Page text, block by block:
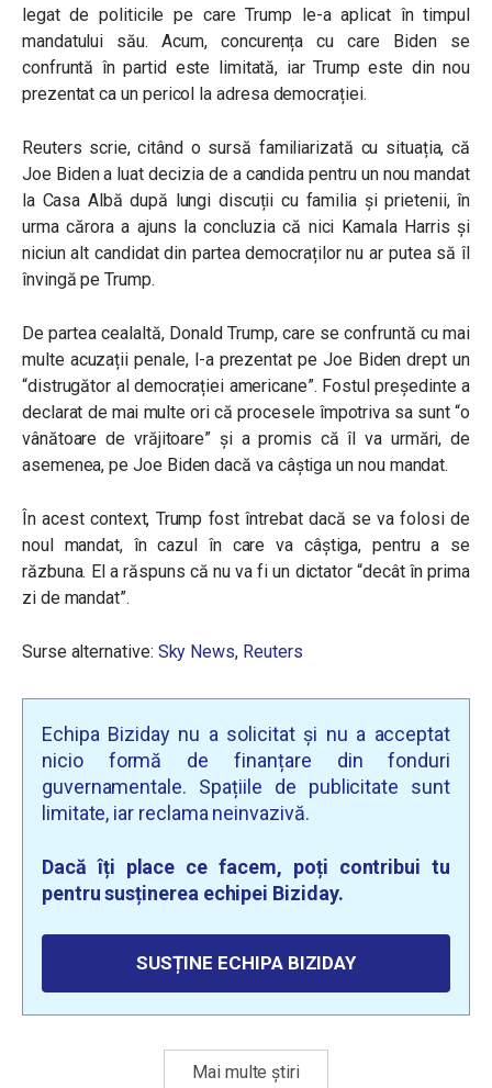
legat de politicile pe care Trump le-a aplicat în timpul
mandatului său. Acum, concurența cu care Biden se
confruntă în partid este limitată, iar Trump este din nou
prezentat ca un pericol la adresa democrației.
Reuters scrie, citând o sursă familiarizată cu situația, că
Joe Biden a luat decizia de a candida pentru un nou mandat
la Casa Albă după lungi discuții cu familia și prietenii, în
urma cărora a ajuns la concluzia că nici Kamala Harris și
niciun alt candidat din partea democraților nu ar putea să îl
învingă pe Trump.
De partea cealaltă, Donald Trump, care se confruntă cu mai
multe acuzații penale, l-a prezentat pe Joe Biden drept un
“distrugător al democrației americane”. Fostul președinte a
declarat de mai multe ori că procesele împotriva sa sunt “o
vânătoare de vrăjitoare” și a promis că îl va urmări, de
asemenea, pe Joe Biden dacă va câștiga un nou mandat.
În acest context, Trump fost întrebat dacă se va folosi de
noul mandat, în cazul în care va câștiga, pentru a se
răzbuna. El a răspuns că nu va fi un dictator “decât în prima
zi de mandat”.
Surse alternative: Sky News, Reuters
Echipa Biziday nu a solicitat și nu a acceptat
nicio formă de finanțare din fonduri
guvernamentale. Spațiile de publicitate sunt
limitate, iar reclama neinvazivă.
Dacă îți place ce facem, poți contribui tu
pentru susținerea echipei Biziday.
SUSȚINE ECHIPA BIZIDAY
Mai multe știri